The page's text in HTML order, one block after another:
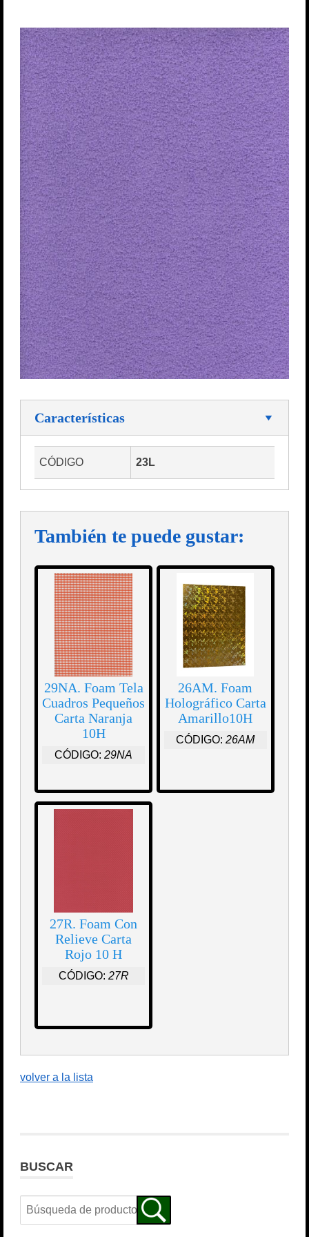
Características
CÓDIGO 23L
También te puede gustar:
29NA. Foam Tela
Cuadros Pequeños
Carta Naranja
10H
CÓDIGO: 29NA
26AM. Foam
Holográfico Carta
Amarillo10H
CÓDIGO: 26AM
27R. Foam Con
Relieve Carta
Rojo 10 H
CÓDIGO: 27R
volver a la lista
BUSCAR